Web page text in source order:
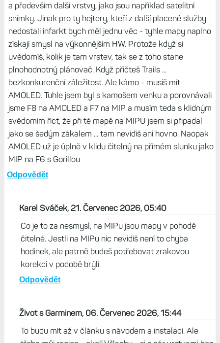
a především další vrstvy, jako jsou například satelitní
snímky. Jinak pro ty hejtery, kteří z další placené služby
nedostali infarkt bych měl jednu věc - tyhle mapy naplno
získají smysl na výkonnějším HW. Protože když si
uvědomíš, kolik je tam vrstev, tak se z toho stane
plnohodnotný plánovač. Když přičteš Trails ...
bezkonkurenční záležitost. Ale kámo - musíš mít
AMOLED. Tuhle jsem byl s kamošem venku a porovnávali
jsme F8 na AMOLED a F7 na MIP a musím teda s klidným
svědomím říct, že při té mapě na MIPU jsem si připadal
jako se šedým zákalem ... tam nevidíš ani hovno. Naopak
AMOLED už je úplně v klidu čitelný na přímém slunku jako
MIP na F6 s Gorillou
Odpovědět
Karel Sváček, 21. Červenec 2026, 05:40
Co je to za nesmysl, na MIPu jsou mapy v pohodě
čitelné. Jestli na MIPu nic nevidíš není to chyba
hodinek, ale patrně budeš potřebovat zrakovou
korekci v podobě brýlí.
Odpovědět
Život s Garminem, 06. Červenec 2026, 15:44
To budu mít až v článku s návodem a instalací. Ale